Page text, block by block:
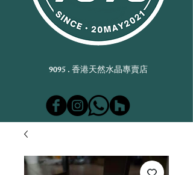
9095 . 香港天然水晶專賣店